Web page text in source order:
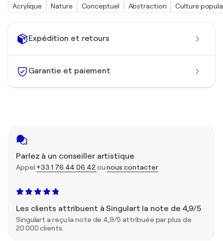
Expédition et retours
Garantie et paiement
Parlez à un conseiller artistique
Appel +33 1 76 44 06 42 ounous contacter
Les clients attribuent à Singulart la note de 4,9/5
Singulart a reçu la note de 4,9/5 attribuée par plus de
20 000 clients.
Acrylique Nature Conceptuel Abstraction Culture